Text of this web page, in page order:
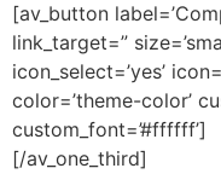
[av_button
link_target=”
icon_select=’yes’
color=’theme-color’
custom_font=’#ffffff’]
[/av_one_third]